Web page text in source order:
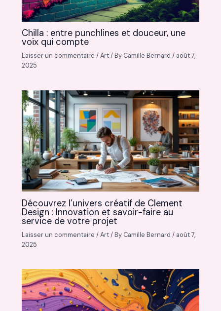
Chilla : entre punchlines et douceur, une
voix qui compte
Laisser un commentaire /Art/ By Camille Bernard/ août 7,
2025
Découvrez l’univers créatif de Clement
Design : Innovation et savoir-faire au
service de votre projet
Laisser un commentaire /Art/ By Camille Bernard/ août 7,
2025